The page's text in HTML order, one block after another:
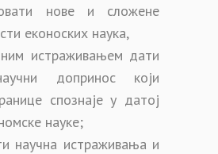
нове и сложене
еконоских наука,
истраживањем дати
допринос који
спознаје у датој
науке;
научна истраживања и